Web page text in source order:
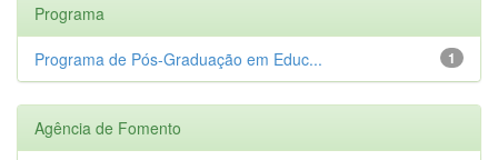
Programa
1
Programa de Pós-Graduação em Educ...
Agência de Fomento